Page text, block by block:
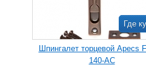
Где
Шпингалет торцевой Apecs
140-AC